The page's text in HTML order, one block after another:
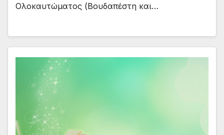
Ολοκαυτώματος (Βουδαπέστη και…